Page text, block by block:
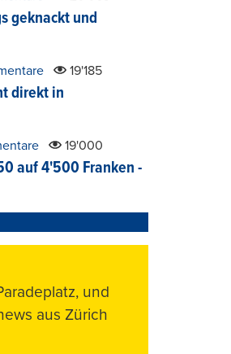
geknackt und
19'185
direkt in
19'000
auf 4'500 Franken -
und
aus Zürich